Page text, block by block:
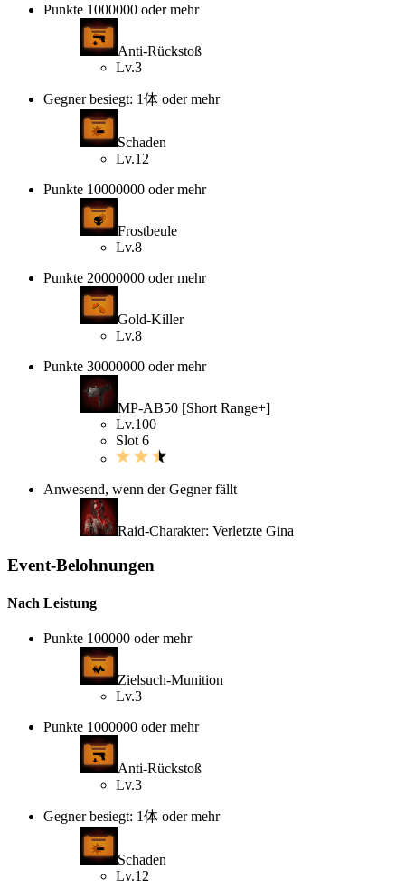
Punkte 1000000 oder mehr
Anti-Rückstoß
Lv.3
Gegner besiegt: 1体 oder mehr
Schaden
Lv.12
Punkte 10000000 oder mehr
Frostbeule
Lv.8
Punkte 20000000 oder mehr
Gold-Killer
Lv.8
Punkte 30000000 oder mehr
MP-AB50 [Short Range+]
Lv.100
Slot 6
Anwesend, wenn der Gegner fällt
Raid-Charakter: Verletzte Gina
Event-Belohnungen
Nach Leistung
Punkte 100000 oder mehr
Zielsuch-Munition
Lv.3
Punkte 1000000 oder mehr
Anti-Rückstoß
Lv.3
Gegner besiegt: 1体 oder mehr
Schaden
Lv.12